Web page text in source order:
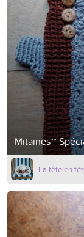
Mitaines**
La tête en